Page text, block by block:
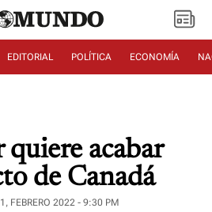
EDITORIAL POLÍTICA ECONOMÍA
quiere acabar
de Canadá
FEBRERO 2022 - 9:30 PM